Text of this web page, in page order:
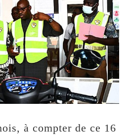
à compter de ce 16